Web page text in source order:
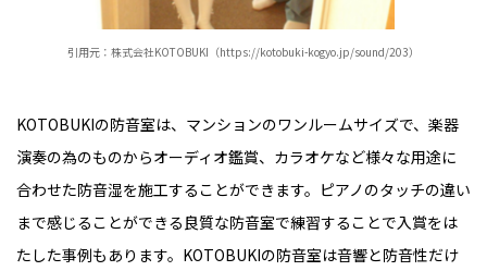
引用元：株式会社KOTOBUKI（https://kotobuki-kogyo.jp/sound/203）
KOTOBUKIの防音室は、マンションのワンルームサイズで、楽器
演奏の為のものからオーディオ鑑賞、カラオケなど様々な用途に
合わせた防音湿を施工することができます。ピアノのタッチの違い
まで感じることができる良質な防音室で練習することで入賞をは
たした事例もあります。KOTOBUKIの防音室は音響と防音性だけ